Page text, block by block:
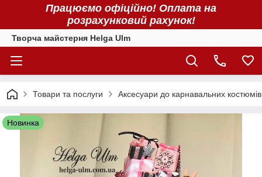
Працюємо офіційно! Оплата на
розрахунковий рахунок!
Творча майстерня Helga Ulm
Товари та послуги Аксесуари до карнавальних костюмів
Новинка